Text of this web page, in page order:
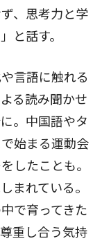
、思考力と学
と話す。
言語に触れる
る読み聞かせ
。中国語やタ
始まる運動会
したことも。
まれている。
で育ってきた
重し合う気持